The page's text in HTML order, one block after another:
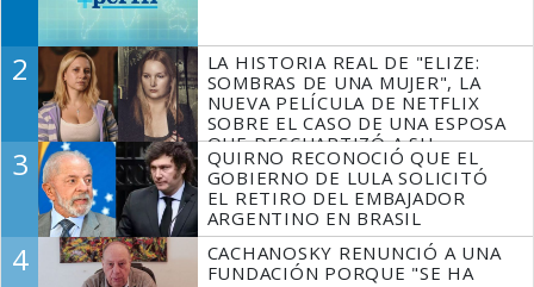
2
LA HISTORIA REAL DE "ELIZE:
SOMBRAS DE UNA MUJER", LA
NUEVA PELÍCULA DE NETFLIX
SOBRE EL CASO DE UNA ESPOSA
QUE DESCUARTIZÓ A SU
MARIDO
3
QUIRNO RECONOCIÓ QUE EL
GOBIERNO DE LULA SOLICITÓ
EL RETIRO DEL EMBAJADOR
ARGENTINO EN BRASIL
4
CACHANOSKY RENUNCIÓ A UNA
FUNDACIÓN PORQUE "SE HA